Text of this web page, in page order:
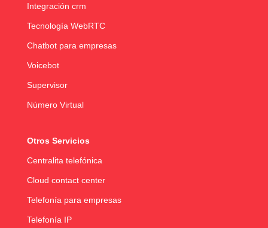
Integración crm
Tecnología WebRTC
Chatbot para empresas
Voicebot
Supervisor
Número Virtual
Otros Servicios
Centralita telefónica
Cloud contact center
Telefonía para empresas
Telefonía IP